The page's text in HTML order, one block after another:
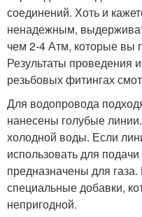
соединений. Хоть и
ненадежным,
чем 2-4 Атм, которые вы
Результаты проведения
резьбовых фитингах
Для водопровода
нанесены голубые
холодной воды. Если
использовать для
предназначены для
специальные добавки,
непригодной.